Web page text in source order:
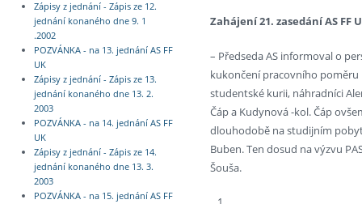
Zápisy z jednání - Zápis ze 12.
jednání konaného dne 9. 1
.2002
POZVÁNKA - na 13. jednání AS FF
UK
Zápisy z jednání - Zápis ze 13.
jednání konaného dne 13. 2.
2003
POZVÁNKA - na 14. jednání AS FF
UK
Zápisy z jednání - Zápis ze 14.
jednání konaného dne 13. 3.
2003
POZVÁNKA - na 15. jednání AS FF
Zahájení 21. zasedání AS FF
– Předseda AS informoval o
kukončení pracovního poměru
studentské kurii, náhradníci
Čáp a Kudynová -kol. Čáp
dlouhodobě na studijním
Buben. Ten dosud na výzvu
Šouša.